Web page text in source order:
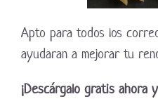
Apto para todos los
ayudaran a mejorar tu
¡Descárgalo gratis ahora